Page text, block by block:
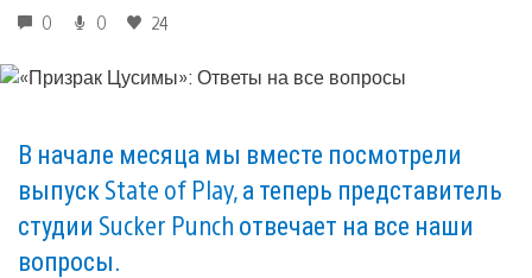
0 0 24
В начале месяца мы вместе посмотрели
выпуск State of Play, а теперь представитель
студии Sucker Punch отвечает на все наши
вопросы.